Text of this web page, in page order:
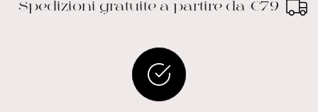
Spedizioni gratuite a partire da €79